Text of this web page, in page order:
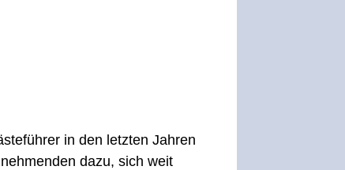
in den letzten Jahren
dazu, sich weit